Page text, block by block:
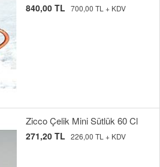
840,00 TL 700,00 TL + KDV
Zicco Çelik Mini Sütlük 60 Cl
271,20 TL 226,00 TL + KDV